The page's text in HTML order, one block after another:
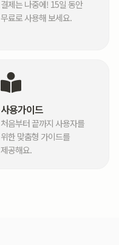
결제는 나중에! 15일 동안
무료로 사용해 보세요.
사용가이드
처음부터 끝까지 사용자를
위한 맞춤형 가이드를
제공해요.